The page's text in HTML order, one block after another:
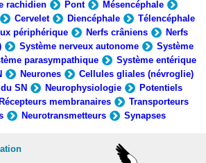
rachidien Pont
Mésencéphale
Cervelet Diencéphale
Télencéphale
périphérique
Nerfs crâniens
Nerfs
Système nerveux autonome
Système
parasympathique
Système entérique
Neurones
Cellules gliales (névroglie)
SN
Neurophysiologie
Potentiels
Récepteurs membranaires
Transporteurs
Neurotransmetteurs Synapses